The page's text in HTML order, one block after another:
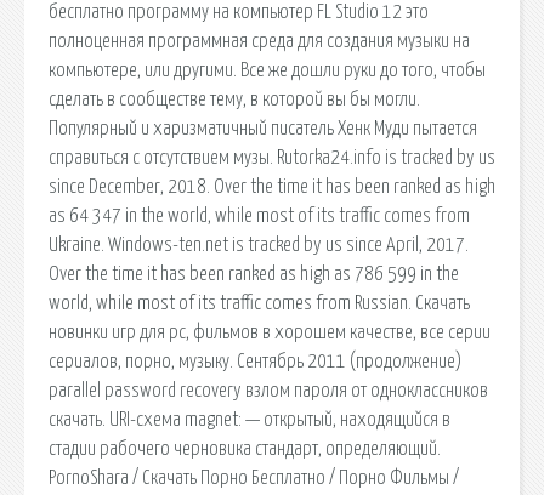
бесплатно программу на компьютер FL Studio 12 это
полноценная программная среда для создания музыки на
компьютере, или другими. Все же дошли руки до того, чтобы
сделать в сообществе тему, в которой вы бы могли.
Популярный и харизматичный писатель Хенк Муди пытается
справиться с отсутствием музы. Rutorka24.info is tracked by us
since December, 2018. Over the time it has been ranked as high
as 64 347 in the world, while most of its traffic comes from
Ukraine. Windows-ten.net is tracked by us since April, 2017.
Over the time it has been ranked as high as 786 599 in the
world, while most of its traffic comes from Russian. Скачать
новинки игр для pc, фильмов в хорошем качестве, все серии
сериалов, порно, музыку. Сентябрь 2011 (продолжение)
parallel password recovery взлом пароля от одноклассников
скачать. URI-схема magnet: — открытый, находящийся в
стадии рабочего черновика стандарт, определяющий.
PornoShara / Скачать Порно Бесплатно / Порно Фильмы /